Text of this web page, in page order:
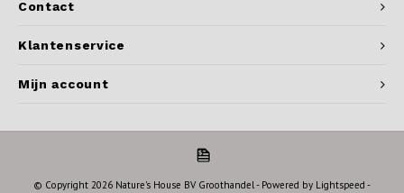
Contact
Klantenservice
Mijn account
© Copyright 2026 Nature's House BV Groothandel - Powered by Lightspeed -